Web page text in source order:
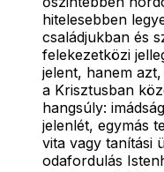
hitelesebben
családjukban és
felekezetközi
jelent, hanem
a Krisztusban
hangsúly:
jelenlét, egymás
vita vagy tanítási
odafordulás